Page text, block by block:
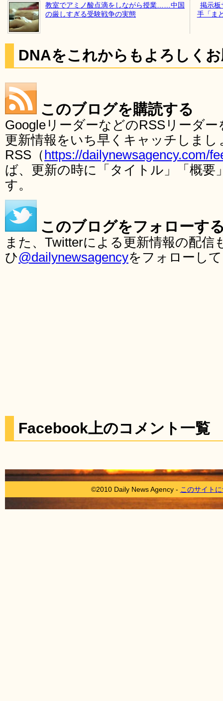
教室でアミノ酸点滴をしながら授業……中国
の厳しすぎる受験戦争の実態
掲示板
手「ま
DNAをこれからもよろしく
このブログを購読する
GoogleリーダーなどのRSSリーダ
更新情報をいち早くキャッチしま
RSS（ https://dailynewsagency.com/
ば、更新の時に「タイトル」「概要
す。
このブログをフォローす
また、Twitterによる更新情報の配
ひ@dailynewsagencyをフォローし
Facebook上のコメント一覧
©2010 Daily News Agency - このサイト